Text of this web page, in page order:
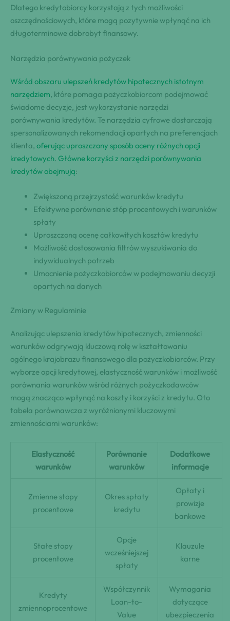
Dlatego kredytobiorcy korzystają z tych możliwości
oszczędnościowych, które mogą pozytywnie wpłynąć na ich
długoterminowe dobrobyt finansowy.
Narzędzia porównywania pożyczek
Wśród obszaru ulepszeń kredytów hipotecznych istotnym
narzędziem, które pomaga pożyczkobiorcom podejmować
świadome decyzje, jest wykorzystanie narzędzi
porównywania kredytów. Te narzędzia cyfrowe dostarczają
spersonalizowanych rekomendacji opartych na preferencjach
klienta, oferując uproszczony sposób oceny różnych opcji
kredytowych. Główne korzyści z narzędzi porównywania
kredytów obejmują:
Zwiększoną przejrzystość warunków kredytu
Efektywne porównanie stóp procentowych i warunków
spłaty
Uproszczoną ocenę całkowitych kosztów kredytu
Możliwość dostosowania filtrów wyszukiwania do
indywidualnych potrzeb
Umocnienie pożyczkobiorców w podejmowaniu decyzji
opartych na danych
Zmiany w Regulaminie
Analizując ulepszenia kredytów hipotecznych, zmienności
warunków odgrywają kluczową rolę w kształtowaniu
ogólnego krajobrazu finansowego dla pożyczkobiorców. Przy
wyborze opcji kredytowej, elastyczność warunków i możliwość
porównania warunków wśród różnych pożyczkodawców
mogą znacząco wpłynąć na koszty i korzyści z kredytu. Oto
tabela porównawcza z wyróżnionymi kluczowymi
zmiennościami warunków:
Elastyczność
warunków
Porównanie
warunków
Dodatkowe
informacje
Zmienne stopy
procentowe
Okres spłaty
kredytu
Opłaty i
prowizje
bankowe
Stałe stopy
procentowe
Opcje
wcześniejszej
spłaty
Klauzule
karne
Kredyty
zmiennoprocentowe
Współczynnik
Loan-to-
Value
Wymagania
dotyczące
ubezpieczenia